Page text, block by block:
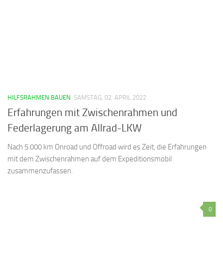
HILFSRAHMEN BAUEN SAMSTAG, 02. APRIL 2022
Erfahrungen mit Zwischenrahmen und
Federlagerung am Allrad-LKW
Nach 5.000 km Onroad und Offroad wird es Zeit, die Erfahrungen
mit dem Zwischenrahmen auf dem Expeditionsmobil
zusammenzufassen.
0